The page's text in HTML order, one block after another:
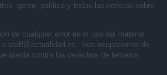
gente, política y todas las noticias sobre
de cualquier error en el uso del material
a staff@actualidad.es : nos ocuparemos de
atenta contra los derechos de terceros.